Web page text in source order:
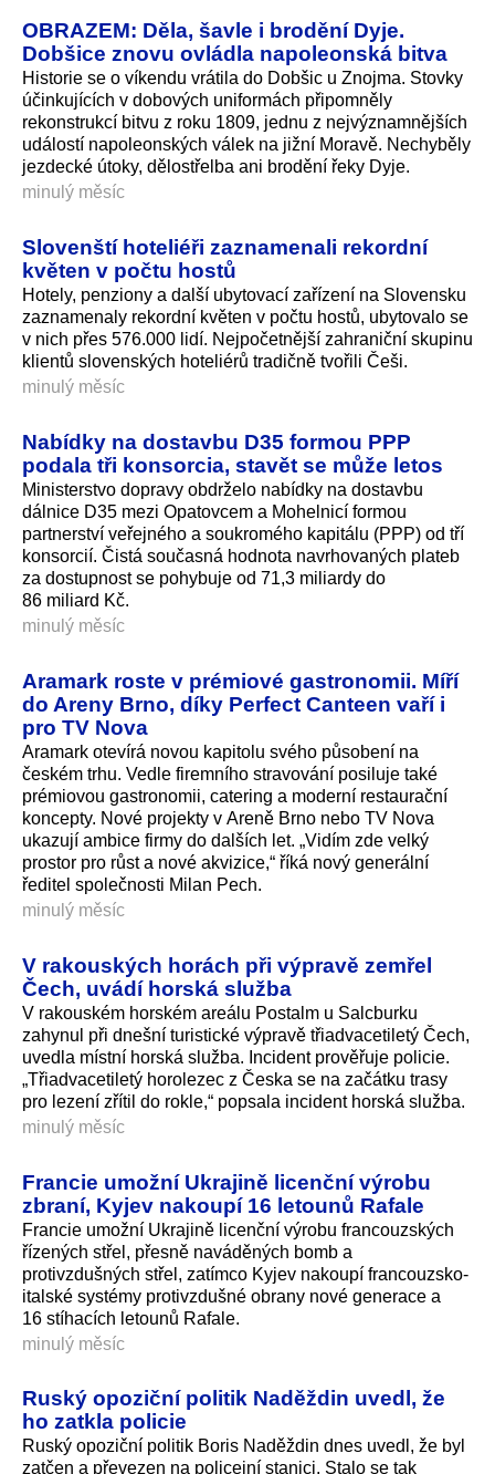
OBRAZEM: Děla, šavle i brodění Dyje.
Dobšice znovu ovládla napoleonská bitva
Historie se o víkendu vrátila do Dobšic u Znojma. Stovky
účinkujících v dobových uniformách připomněly
rekonstrukcí bitvu z roku 1809, jednu z nejvýznamnějších
událostí napoleonských válek na jižní Moravě. Nechyběly
jezdecké útoky, dělostřelba ani brodění řeky Dyje.
minulý měsíc
Slovenští hoteliéři zaznamenali rekordní
květen v počtu hostů
Hotely, penziony a další ubytovací zařízení na Slovensku
zaznamenaly rekordní květen v počtu hostů, ubytovalo se
v nich přes 576.000 lidí. Nejpočetnější zahraniční skupinu
klientů slovenských hoteliérů tradičně tvořili Češi.
minulý měsíc
Nabídky na dostavbu D35 formou PPP
podala tři konsorcia, stavět se může letos
Ministerstvo dopravy obdrželo nabídky na dostavbu
dálnice D35 mezi Opatovcem a Mohelnicí formou
partnerství veřejného a soukromého kapitálu (PPP) od tří
konsorcií. Čistá současná hodnota navrhovaných plateb
za dostupnost se pohybuje od 71,3 miliardy do
86 miliard Kč.
minulý měsíc
Aramark roste v prémiové gastronomii. Míří
do Areny Brno, díky Perfect Canteen vaří i
pro TV Nova
Aramark otevírá novou kapitolu svého působení na
českém trhu. Vedle firemního stravování posiluje také
prémiovou gastronomii, catering a moderní restaurační
koncepty. Nové projekty v Areně Brno nebo TV Nova
ukazují ambice firmy do dalších let. „Vidím zde velký
prostor pro růst a nové akvizice,“ říká nový generální
ředitel společnosti Milan Pech.
minulý měsíc
V rakouských horách při výpravě zemřel
Čech, uvádí horská služba
V rakouském horském areálu Postalm u Salcburku
zahynul při dnešní turistické výpravě třiadvacetiletý Čech,
uvedla místní horská služba. Incident prověřuje policie.
„Třiad­vacetiletý horolezec z Česka se na začátku trasy
pro lezení zřítil do rokle,“ popsala incident horská služba.
minulý měsíc
Francie umožní Ukrajině licenční výrobu
zbraní, Kyjev nakoupí 16 letounů Rafale
Francie umožní Ukrajině licenční výrobu francouzských
řízených střel, přesně naváděných bomb a
protivzdušných střel, zatímco Kyjev nakoupí francouzsko-
italské systémy protivzdušné obrany nové generace a
16 stíhacích letounů Rafale.
minulý měsíc
Ruský opoziční politik Naděždin uvedl, že
ho zatkla policie
Ruský opoziční politik Boris Naděždin dnes uvedl, že byl
zatčen a převezen na policejní stanici. Stalo se tak